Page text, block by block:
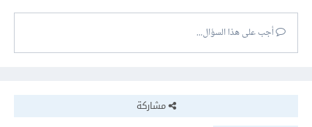
أجب على هذا السؤال...
مشاركة